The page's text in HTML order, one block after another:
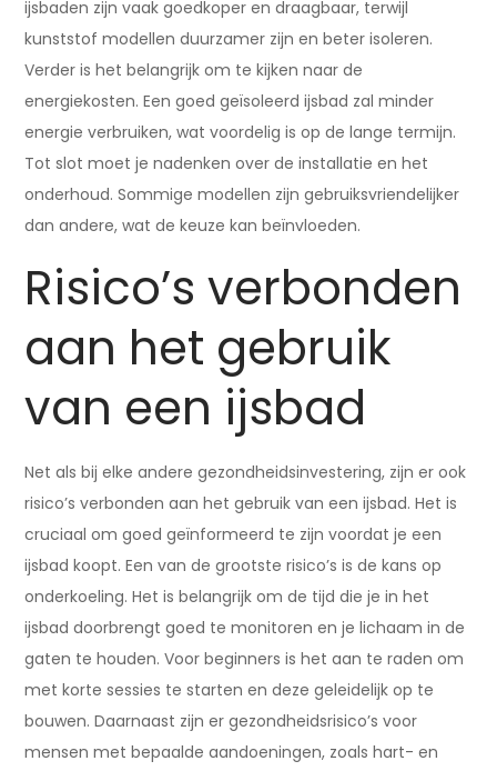
ijsbaden zijn vaak goedkoper en draagbaar, terwijl
kunststof modellen duurzamer zijn en beter isoleren.
Verder is het belangrijk om te kijken naar de
energiekosten. Een goed geïsoleerd ijsbad zal minder
energie verbruiken, wat voordelig is op de lange termijn.
Tot slot moet je nadenken over de installatie en het
onderhoud. Sommige modellen zijn gebruiksvriendelijker
dan andere, wat de keuze kan beïnvloeden.
Risico’s verbonden
aan het gebruik
van een ijsbad
Net als bij elke andere gezondheidsinvestering, zijn er ook
risico’s verbonden aan het gebruik van een ijsbad. Het is
cruciaal om goed geïnformeerd te zijn voordat je een
ijsbad koopt. Een van de grootste risico’s is de kans op
onderkoeling. Het is belangrijk om de tijd die je in het
ijsbad doorbrengt goed te monitoren en je lichaam in de
gaten te houden. Voor beginners is het aan te raden om
met korte sessies te starten en deze geleidelijk op te
bouwen. Daarnaast zijn er gezondheidsrisico’s voor
mensen met bepaalde aandoeningen, zoals hart- en